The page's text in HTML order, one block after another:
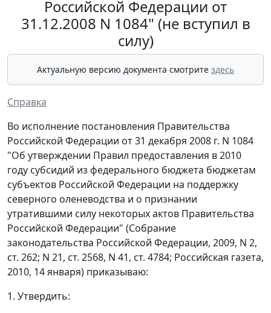
Российской Федерации от
31.12.2008 N 1084" (не вступил в
силу)
Актуальную версию документа смотрите здесь
Справка
Во исполнение постановления Правительства
Российской Федерации от 31 декабря 2008 г. N 1084
"Об утверждении Правил предоставления в 2010
году субсидий из федерального бюджета бюджетам
субъектов Российской Федерации на поддержку
северного оленеводства и о признании
утратившими силу некоторых актов Правительства
Российской Федерации" (Собрание
законодательства Российской Федерации, 2009, N 2,
ст. 262; N 21, ст. 2568, N 41, ст. 4784; Российская газета,
2010, 14 января) приказываю:
1. Утвердить: